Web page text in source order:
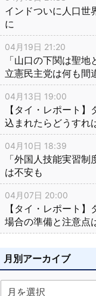
インドついに人口世
に
04月19日 21:20
「山口の下関は聖
立憲民主党は何も間
04月13日 19:00
【タイ・レポート
込まれたらどうすれ
04月10日 18:39
「外国人技能実習
は不安も
04月07日 20:00
【タイ・レポート
場合の準備と注意点
月別アーカイブ